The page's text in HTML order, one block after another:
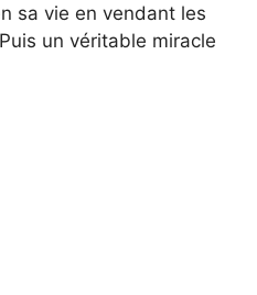
sa vie en vendant les
un véritable miracle